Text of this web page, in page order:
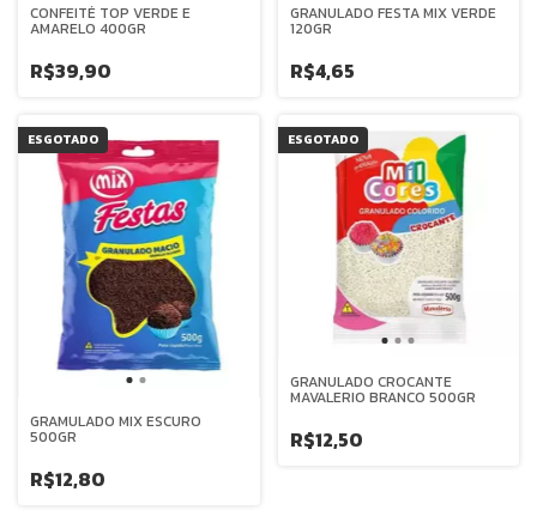
CONFEITÉ TOP VERDE E
AMARELO 400GR
R$39,90
GRANULADO FESTA MIX VERDE
120GR
R$4,65
ESGOTADO
GRAMULADO MIX ESCURO
500GR
R$12,80
ESGOTADO
GRANULADO CROCANTE
MAVALERIO BRANCO 500GR
R$12,50